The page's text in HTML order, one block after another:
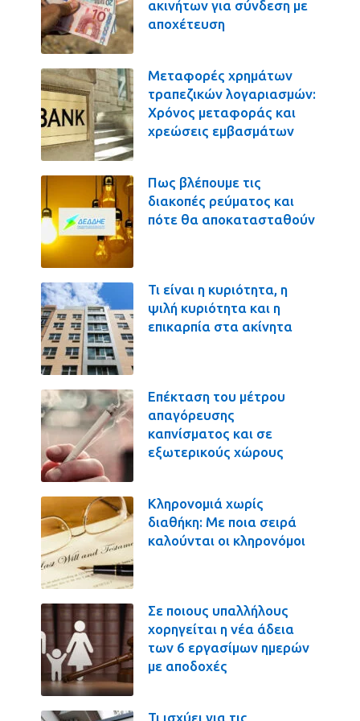
ακινήτων για σύνδεση με
αποχέτευση
Μεταφορές χρημάτων
τραπεζικών λογαριασμών:
Χρόνος μεταφοράς και
χρεώσεις εμβασμάτων
Πως βλέπουμε τις
διακοπές ρεύματος και
πότε θα αποκατασταθούν
Τι είναι η κυριότητα, η
ψιλή κυριότητα και η
επικαρπία στα ακίνητα
Επέκταση του μέτρου
απαγόρευσης
καπνίσματος και σε
εξωτερικούς χώρους
Κληρονομιά χωρίς
διαθήκη: Με ποια σειρά
καλούνται οι κληρονόμοι
Σε ποιους υπαλλήλους
χορηγείται η νέα άδεια
των 6 εργασίμων ημερών
με αποδοχές
Τι ισχύει για τις